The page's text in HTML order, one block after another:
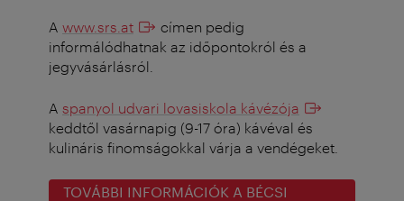
A www.srs.at
címen pedig
informálódhatnak az időpontokról és a
jegyvásárlásról.
A spanyol udvari lovasiskola kávézója
keddtől vasárnapig (9-17 óra) kávéval és
kulináris finomságokkal várja a vendégeket.
TOVÁBBI INFORMÁCIÓK A BÉCSI